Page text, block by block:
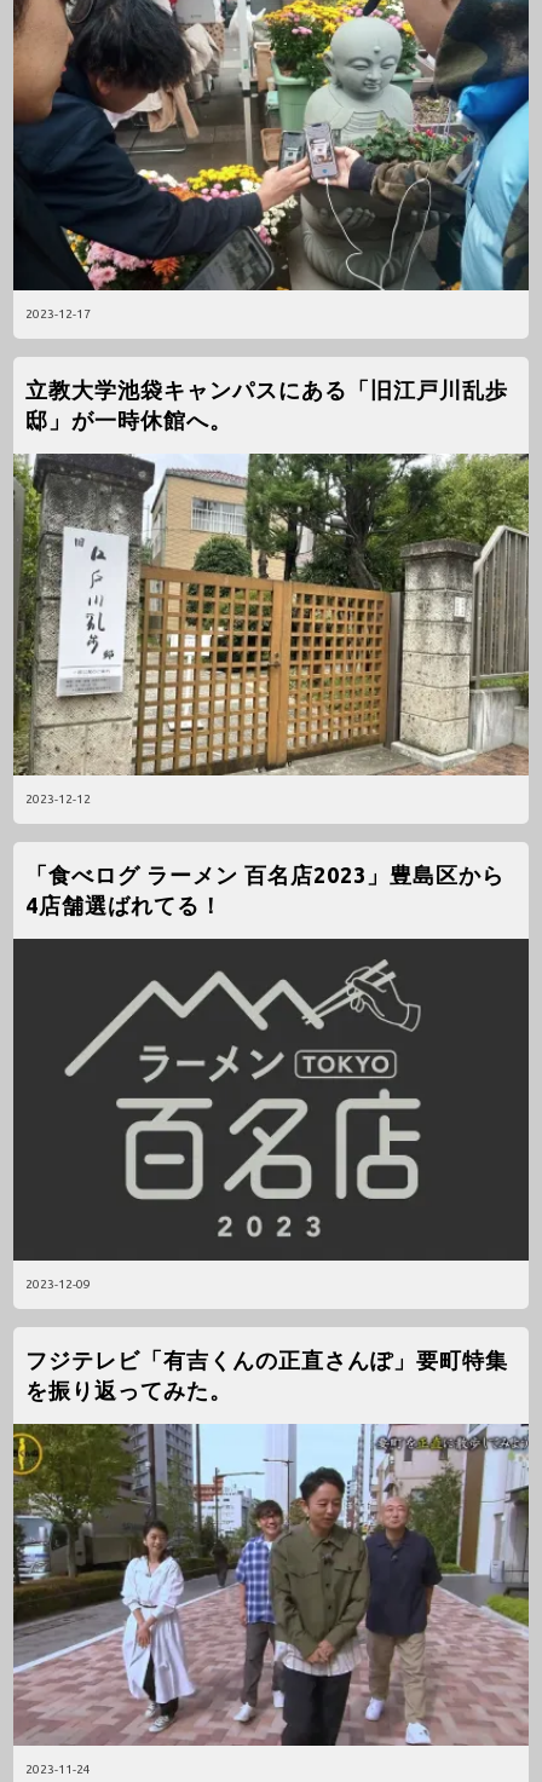
2023-12-17
2023-12-12
立教大学池袋キャンパスにある「旧江戸川乱歩
邸」が一時休館へ。
2023-12-09
「食べログ ラーメン 百名店2023」豊島区から
4店舗選ばれてる！
2023-11-24
フジテレビ「有吉くんの正直さんぽ」要町特集
を振り返ってみた。